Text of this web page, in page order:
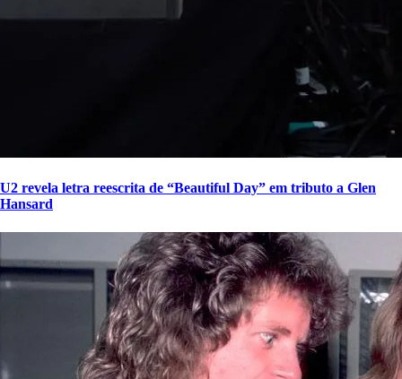
U2 revela letra reescrita de “Beautiful Day” em tributo a Glen
Hansard